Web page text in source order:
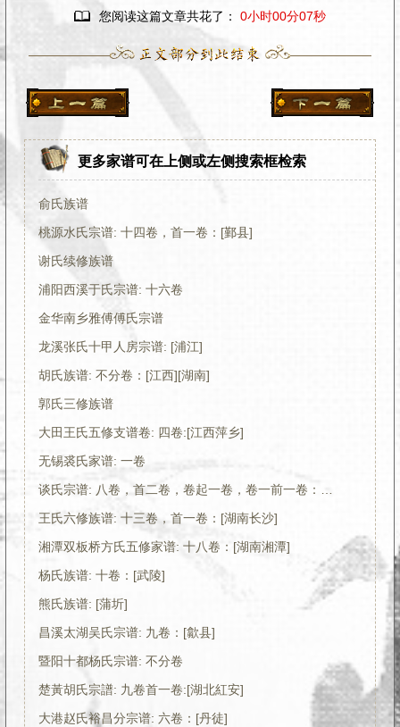
 您阅读这篇文章共花了： 0小时00分08秒
更多家谱可在上侧或左侧搜索框检索
俞氏族谱
桃源水氏宗谱: 十四卷，首一卷：[鄞县]
谢氏续修族谱
浦阳西溪于氏宗谱: 十六卷
金华南乡雅傅傅氏宗谱
龙溪张氏十甲人房宗谱: [浦江]
胡氏族谱: 不分卷：[江西][湖南]
郭氏三修族谱
大田王氏五修支谱卷: 四卷:[江西萍乡]
无锡裘氏家谱: 一卷
谈氏宗谱: 八卷，首二卷，卷起一卷，卷一前一卷：[无锡]
王氏六修族谱: 十三卷，首一卷：[湖南长沙]
湘潭双板桥方氏五修家谱: 十八卷：[湖南湘潭]
杨氏族谱: 十卷：[武陵]
熊氏族谱: [蒲圻]
昌溪太湖吴氏宗谱: 九卷：[歙县]
暨阳十都杨氏宗谱: 不分卷
楚黃胡氏宗譜: 九卷首一卷:[湖北紅安]
大港赵氏裕昌分宗谱: 六卷：[丹徒]